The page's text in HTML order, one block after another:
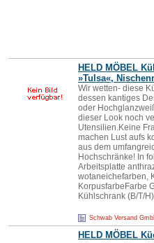
HELD MÖBEL
»Tu lsa«,
Wir wetten- diese
dessen kantiges
oder
dieser Look noch
Utensilien.Keine
machen Lust aufs
aus dem
Hochschränke! In
Arbeitsplatte
wotaneichefarben,
KorpusfarbeFarbe
Kühlschrank (B/T/
Schwab Versand
HELD MÖBEL